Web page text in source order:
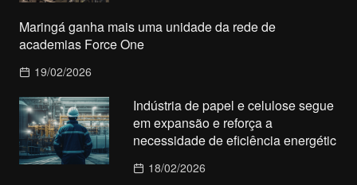
Maringá ganha mais uma unidade da rede de
academias Force One
19/02/2026
Indústria de papel e celulose segue
em expansão e reforça a
necessidade de eficiência energétic
18/02/2026